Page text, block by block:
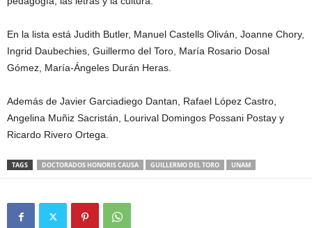
En la lista está Judith Butler, Manuel Castells Oliván, Joanne Chory,
Ingrid Daubechies, Guillermo del Toro, María Rosario Dosal
Gómez, María-Ángeles Durán Heras.
Además de Javier Garciadiego Dantan, Rafael López Castro,
Angelina Muñiz Sacristán, Lourival Domingos Possani Postay y
Ricardo Rivero Ortega.
TAGS DOCTORADOS HONORIS CAUSA GUILLERMO DEL TORO UNAM